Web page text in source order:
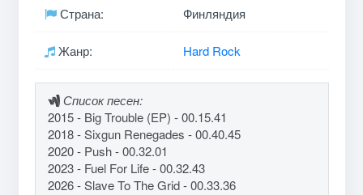
Страна: Финляндия
Жанр: Hard Rock
Список песен:
2015 - Big Trouble (EP) - 00.15.41
2018 - Sixgun Renegades - 00.40.45
2020 - Push - 00.32.01
2023 - Fuel For Life - 00.32.43
2026 - Slave To The Grid - 00.33.36